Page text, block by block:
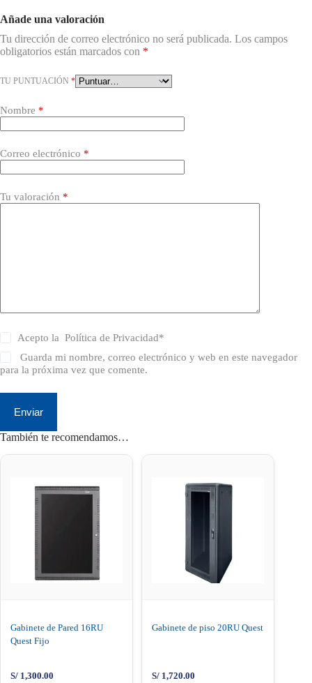
Añade una valoración
Tu dirección de correo electrónico no será publicada. Los campos
obligatorios están marcados con *
TU PUNTUACIÓN *
Nombre *
Correo electrónico *
Tu valoración *
Acepto laPolítica de Privacidad*
Guarda mi nombre, correo electrónico y web en este navegador
para la próxima vez que comente.
Enviar
También te recomendamos…
Gabinete de Pared 16RU
Quest Fijo
S/ 1,300.00
Gabinete de piso 20RU Quest
S/ 1,720.00